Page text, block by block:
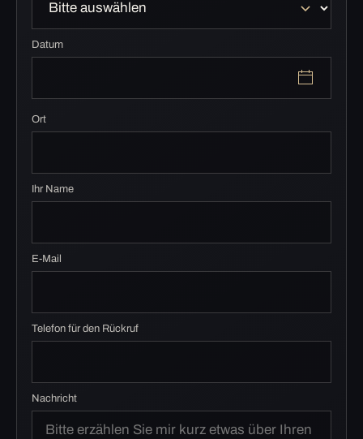
Datum
Ort
Ihr Name
E-Mail
Telefon für den Rückruf
Nachricht